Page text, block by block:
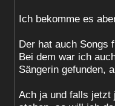
Ich bekomme es
Der hat auch Songs
Bei dem war ich
Sängerin gefunden,
Ach ja und falls jetzt